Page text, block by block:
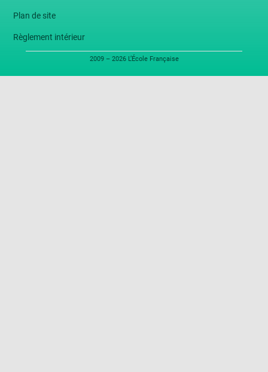
Plan de site
Règlement intérieur
2009 – 2026 L’École Française